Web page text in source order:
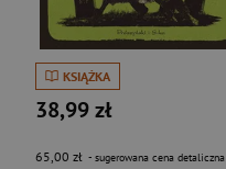
KSIĄŻKA
38,99 zł
65,00 zł - sugerowana cena detaliczna